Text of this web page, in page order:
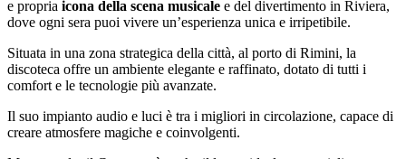
e propria icona della scena musicale e del divertimento in Riviera,
dove ogni sera puoi vivere un’esperienza unica e irripetibile.
Situata in una zona strategica della città, al porto di Rimini, la
discoteca offre un ambiente elegante e raffinato, dotato di tutti i
comfort e le tecnologie più avanzate.
Il suo impianto audio e luci è tra i migliori in circolazione, capace di
creare atmosfere magiche e coinvolgenti.